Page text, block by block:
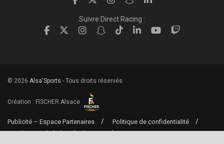
Suivre Direct Racing :
© 2026 Alsa'Sports - Tous droits réservés
Création : FISCHER.Alsace
Publicité – Espace Partenaires
Politique de confidentialité
Conditions générales d’utilisation